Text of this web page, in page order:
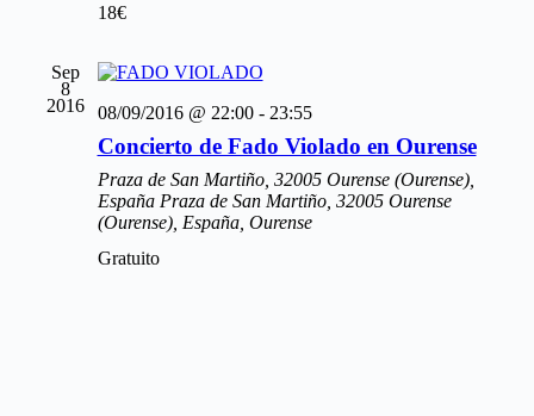
18€
Sep
8
2016
08/09/2016 @ 22:00- 23:55
Concierto de Fado Violado en Ourense
Praza de San Martiño, 32005 Ourense (Ourense),
España Praza de San Martiño, 32005 Ourense
(Ourense), España, Ourense
Gratuito